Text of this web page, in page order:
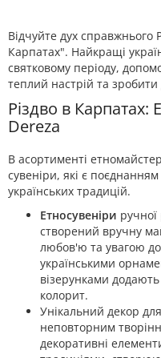
Відчуйте дух справжнього
Карпатах". Найкращі
святковому періоду,
теплий настрій та зробити
Різдво в Карпатах:
Dereza
В асортименті
сувеніри, які є
українських традицій.
Етносувеніри
створений вручну
любов'ю та увагою до
українськими
візерунками
колорит.
Унікальний декор
неповторним
декоративні